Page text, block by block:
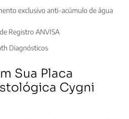
exclusivo anti-acúmulo de água
Registro ANVISA
Diagnósticos
Sua Placa
Cygni